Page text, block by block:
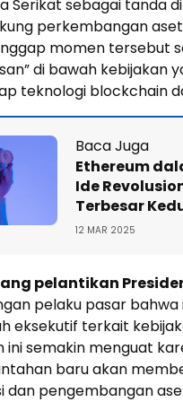
Serikat sebagai tanda
perkembangan
momen tersebut
di bawah kebijakan
teknologi blockchain
Baca Juga
Ethereum
Ide
Terbesar
12 MAR 2025
pelantikan
pelaku pasar
eksekutif terkait
ini semakin menguat
baru akan
dan pengembangan